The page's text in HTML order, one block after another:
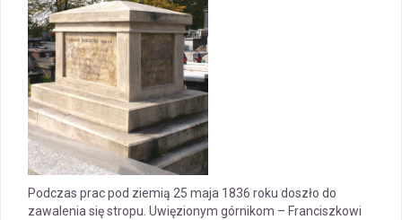
Podczas prac pod ziemią 25 maja 1836 roku doszło do
zawalenia się stropu. Uwięzionym górnikom – Franciszkowi